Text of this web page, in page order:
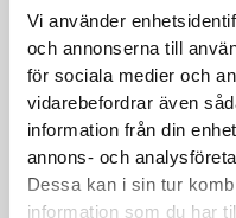
Vi använder
och annonserna till
för sociala medier och
vidarebefordrar även
information från din
annons- och
Dessa kan i sin tur
information som du har
• Skydda huden vid
• Under klisterbindor
• Fixering av
Bruksanvisning:
Rikta burken mot